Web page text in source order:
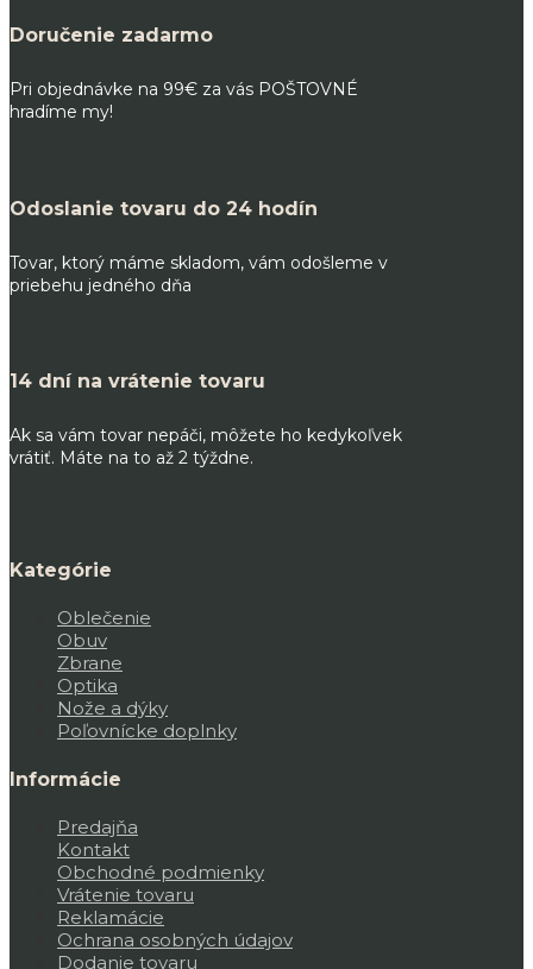
Doručenie zadarmo
Pri objednávke na 99€ za vás POŠTOVNÉ
hradíme my!
Odoslanie tovaru do 24 hodín
Tovar, ktorý máme skladom, vám odošleme v
priebehu jedného dňa
14 dní na vrátenie tovaru
Ak sa vám tovar nepáči, môžete ho kedykoľvek
vrátiť. Máte na to až 2 týždne.
Kategórie
Oblečenie
Obuv
Zbrane
Optika
Nože a dýky
Poľovnícke doplnky
Informácie
Predajňa
Kontakt
Obchodné podmienky
Vrátenie tovaru
Reklamácie
Ochrana osobných údajov
Dodanie tovaru